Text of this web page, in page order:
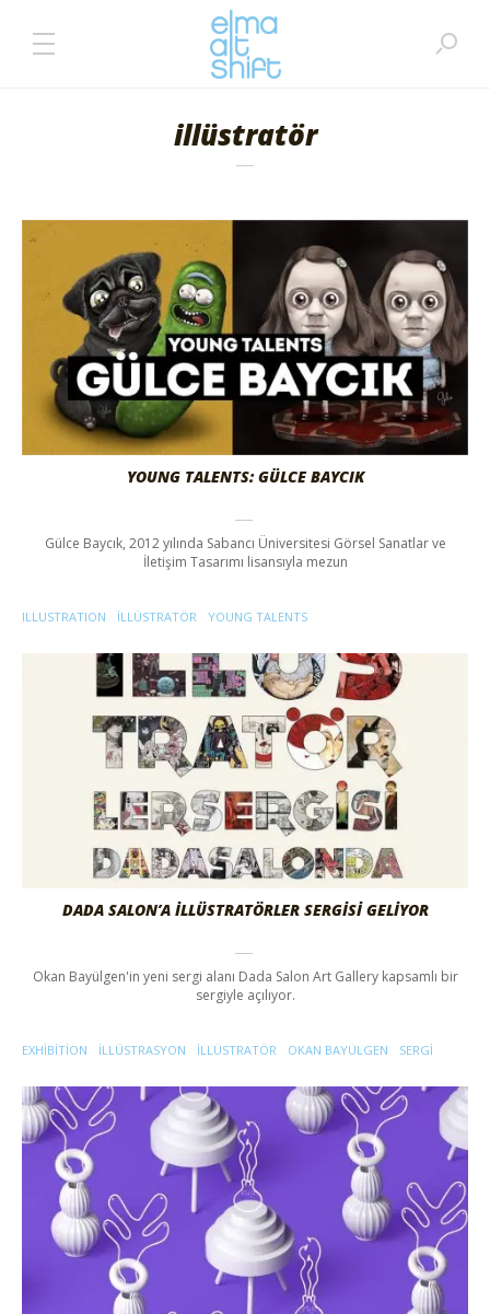
illüstratör
YOUNG TALENTS: GÜLCE BAYCIK
Gülce Baycık, 2012 yılında Sabancı Üniversitesi Görsel Sanatlar ve
İletişim Tasarımı lisansıyla mezun
ILLUSTRATION ILLÜSTRATÖR YOUNG TALENTS
DADA SALON’A İLLÜSTRATÖRLER SERGISI GELIYOR
Okan Bayülgen'in yeni sergi alanı Dada Salon Art Gallery kapsamlı bir
sergiyle açılıyor.
EXHIBITION ILLÜSTRASYON ILLÜSTRATÖR OKAN BAYÜLGEN SERGI